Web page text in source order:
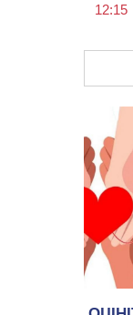
12:15
11:29
10:54
10:15
09:42
09:08